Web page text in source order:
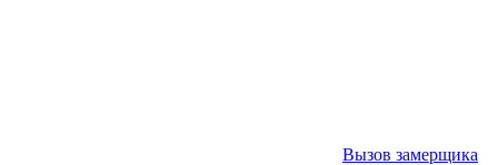
Вызов замерщика